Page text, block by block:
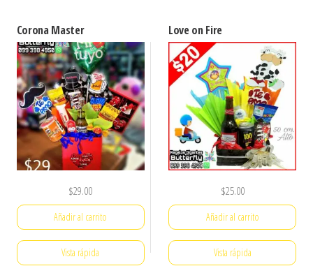
Corona Master
$29.00
Añadir al carrito
Vista rápida
Love on Fire
$25.00
Añadir al carrito
Vista rápida